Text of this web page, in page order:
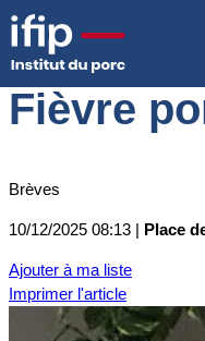
Accueil Place des marchés
Fièvre
Brèves
10/12/2025 08:13 | Place
Ajouter à ma liste
Imprimer l'article